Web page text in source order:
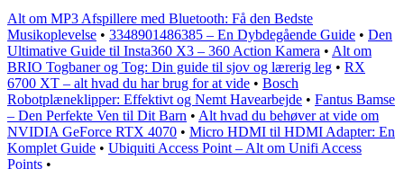
Alt om MP3 Afspillere med Bluetooth: Få den Bedste
Musikoplevelse • 3348901486385 – En Dybdegående Guide • Den
Ultimative Guide til Insta360 X3 – 360 Action Kamera • Alt om
BRIO Togbaner og Tog: Din guide til sjov og lærerig leg • RX
6700 XT – alt hvad du har brug for at vide • Bosch
Robotplæneklipper: Effektivt og Nemt Havearbejde • Fantus Bamse
– Den Perfekte Ven til Dit Barn • Alt hvad du behøver at vide om
NVIDIA GeForce RTX 4070 • Micro HDMI til HDMI Adapter: En
Komplet Guide • Ubiquiti Access Point – Alt om Unifi Access
Points •